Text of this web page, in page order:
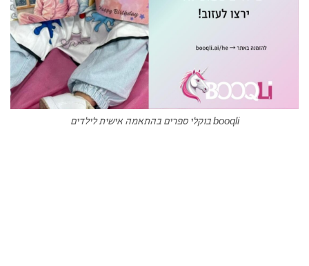
booqli בוקלי ספרים בהתאמה אישית לילדים